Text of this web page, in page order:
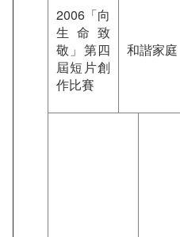
2006「向
生命致
敬」第四
屆短片創
作比賽
和諧家庭